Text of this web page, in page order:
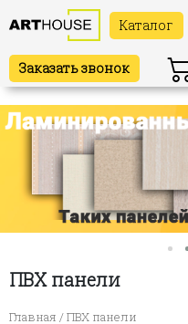
Каталог
Заказать звонок
ПВХ панели
Главная / ПВХ панели